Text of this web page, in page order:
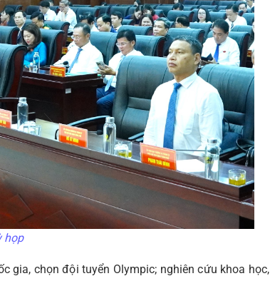
họp
gia, chọn đội tuyển Olympic; nghiên cứu khoa học,